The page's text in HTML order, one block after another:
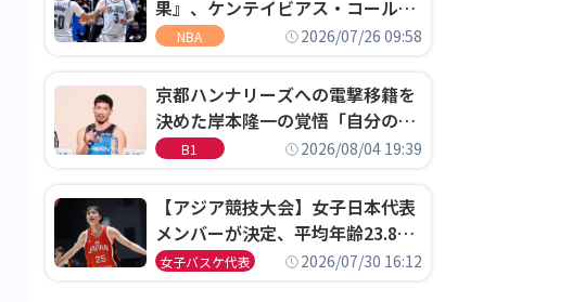
果』、ケンテイビアス・コールド
ウェル・ポープがセブンティシク
NBA 2026/07/26 09:58
京都ハンナリーズへの電撃移籍を
決めた岸本隆一の覚悟「自分のエ
ゴというちっぽけなことのため
B1 2026/08/04 19:39
【アジア競技大会】女子日本代表
メンバーが決定、平均年齢23.8歳
のフレッシュなメンバーが日本開
女子バスケ代表 2026/07/30 16:12